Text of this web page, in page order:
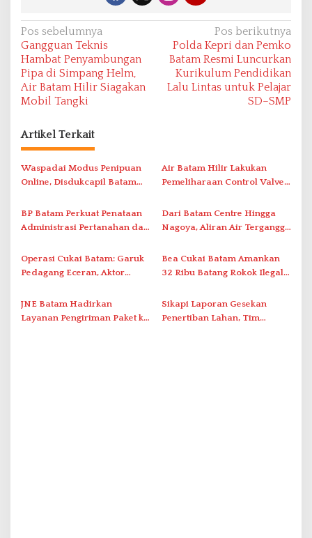
N
a
v
i
a
s
i
p
o
s
Pos sebelumnya
Gangguan Teknis
Hambat Penyambungan
Pipa di Simpang Helm,
Air Batam Hilir Siagakan
Mobil Tangki
Pos berikutnya
Polda Kepri dan Pemko
Batam Resmi Luncurkan
Kurikulum Pendidikan
Lalu Lintas untuk Pelajar
SD–SMP
Artikel Terkait
Waspadai Modus Penipuan
Online, Disdukcapil Batam
Tatap Muka
Air Batam Hilir Lakukan
Pemeliharaan Control Valve,
BP Batam Perkuat Penataan
Administrasi Pertanahan dan
Dari Batam Centre Hingga
Nagoya, Aliran Air Terganggu
Duriangkang
Operasi Cukai Batam: Garuk
Pedagang Eceran, Aktor
Tersentuh?
Bea Cukai Batam Amankan
32 Ribu Batang Rokok Ilegal
JNE Batam Hadirkan
Layanan Pengiriman Paket ke
Sikapi Laporan Gesekan
Penertiban Lahan, Tim